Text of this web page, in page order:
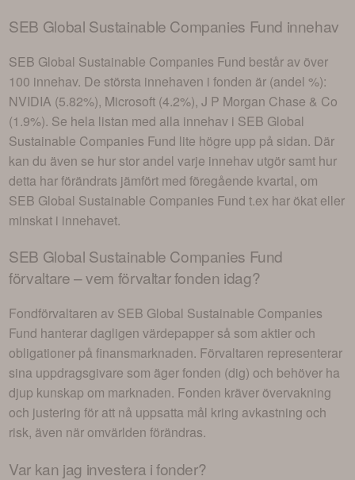
SEB Global Sustainable Companies Fund innehav
SEB Global Sustainable Companies Fund består av över
100 innehav. De största innehaven i fonden är (andel %):
NVIDIA (5.82%), Microsoft (4.2%), J P Morgan Chase & Co
(1.9%). Se hela listan med alla innehav i SEB Global
Sustainable Companies Fund lite högre upp på sidan. Där
kan du även se hur stor andel varje innehav utgör samt hur
detta har förändrats jämfört med föregående kvartal, om
SEB Global Sustainable Companies Fund t.ex har ökat eller
minskat i innehavet.
SEB Global Sustainable Companies Fund
förvaltare – vem förvaltar fonden idag?
Fondförvaltaren av SEB Global Sustainable Companies
Fund hanterar dagligen värdepapper så som aktier och
obligationer på finansmarknaden. Förvaltaren representerar
sina uppdragsgivare som äger fonden (dig) och behöver ha
djup kunskap om marknaden. Fonden kräver övervakning
och justering för att nå uppsatta mål kring avkastning och
risk, även när omvärlden förändras.
Var kan jag investera ifonder?